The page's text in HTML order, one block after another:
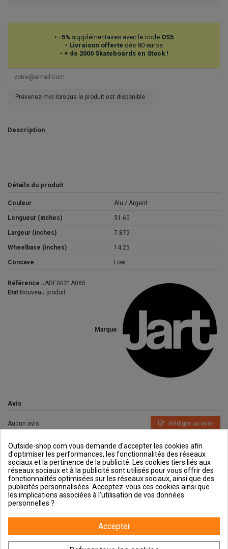
• -5% supplémentaires avec le code OS5
• Livraison offerte dès 80 euros
• + de 2000 Skateboards en Stock !
Prévenez-moi lorsque le produit est disponible
Description
Détails du produit
Couleur Alu / Argent
Longueur (inches) 31.60
Largeur (inches) 7.875
Wheelbase (inches) 14.25
Concave Low
Marque
Référence JADE0021A085
État Nouveau produit
Avis
Aucun avis Rédiger un avis
Outside et vous
Contactez-nous
Outside-shop.com vous demande d'accepter les cookies afin
d'optimiser les performances, les fonctionnalités des réseaux
sociaux et la pertinence de la publicité. Les cookies tiers liés aux
réseaux sociaux et à la publicité sont utilisés pour vous offrir des
fonctionnalités optimisées sur les réseaux sociaux, ainsi que des
publicités personnalisées. Acceptez-vous ces cookies ainsi que
les implications associées à l'utilisation de vos données
personnelles ?
Accepter